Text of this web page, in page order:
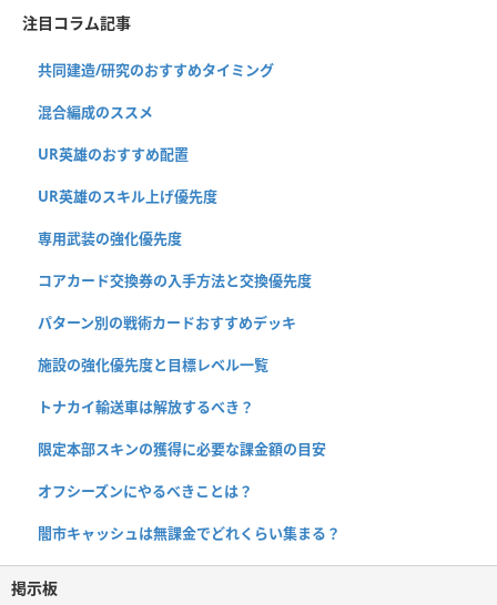
注目コラム記事
共同建造/研究のおすすめタイミング
混合編成のススメ
UR英雄のおすすめ配置
UR英雄のスキル上げ優先度
専用武装の強化優先度
コアカード交換券の入手方法と交換優先度
パターン別の戦術カードおすすめデッキ
施設の強化優先度と目標レベル一覧
トナカイ輸送車は解放するべき？
限定本部スキンの獲得に必要な課金額の目安
オフシーズンにやるべきことは？
闇市キャッシュは無課金でどれくらい集まる？
掲示板